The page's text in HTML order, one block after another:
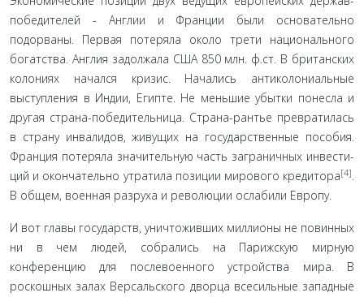
победителей - Англии и Франции были основатель­но
подорваны. Первая потеряла около трети национального
богатства. Англия задолжала США 850 млн. ф.ст. В британ­ских
колониях начался кризис. Начались антиколониальные
выступления в Индии, Египте. Не меньшие убытки понесла и
другая страна-победительница. Страна-рантье превратилась
в страну инвалидов, живущих на государственные пособия.
Франция потеряла значительную часть заграничных инвести­
ций и окончательно утратила позиции мирового кредитора[4].
В общем, военная разруха и революции ослабили Европу.
И вот главы государств, уничтоживших миллионы не повинных
ни в чем людей, собрались на Парижскую мир­ную
конференцию для послевоенного устройства мира. В
роскошных залах Версальского дворца всесильные западные